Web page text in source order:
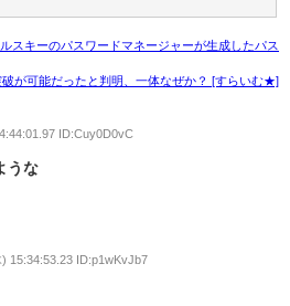
スキーのパスワードマネージャーが生成したパス
が可能だったと判明、一体なぜか？ [すらいむ★]
ID:Cuy0D0vC
うな
15:34:53.23 ID:p1wKvJb7